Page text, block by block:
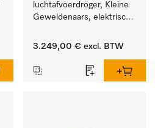
luchtafvoerdroger, Kleine
Geweldenaars, elektrisch
programma's. Prestatie
3.249,00 € excl. BTW